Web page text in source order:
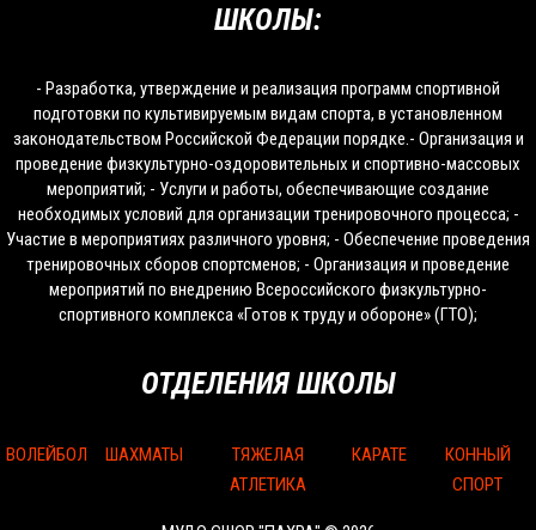
ШКОЛЫ:
- Разработка, утверждение и реализация программ спортивной
подготовки по культивируемым видам спорта, в установленном
законодательством Российской Федерации порядке.- Организация и
проведение физкультурно-оздоровительных и спортивно-массовых
мероприятий; - Услуги и работы, обеспечивающие создание
необходимых условий для организации тренировочного процесса; -
Участие в мероприятиях различного уровня; - Обеспечение проведения
тренировочных сборов спортсменов; - Организация и проведение
мероприятий по внедрению Всероссийского физкультурно-
спортивного комплекса «Готов к труду и обороне» (ГТО);
ОТДЕЛЕНИЯ ШКОЛЫ
ВОЛЕЙБОЛ ШАХМАТЫ
ТЯЖЕЛАЯ
АТЛЕТИКА
КАРАТЕ
КОННЫЙ
СПОРТ